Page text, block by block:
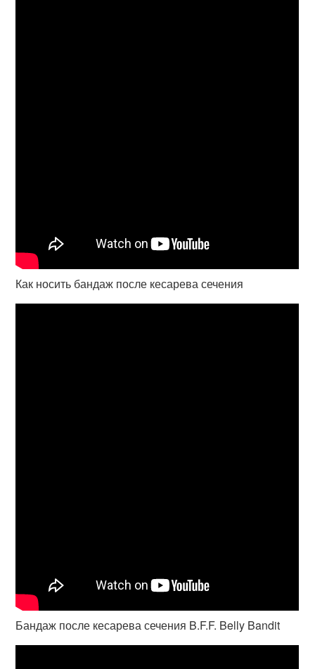
Как носить бандаж после кесарева сечения
Бандаж после кесарева сечения B.F.F. Belly Bandit